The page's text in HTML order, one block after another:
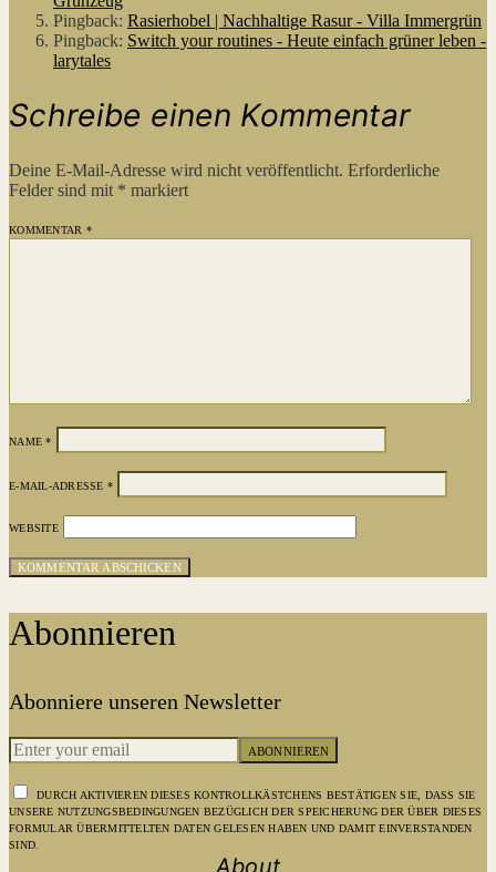
Pingback: Rasierhobel | Nachhaltige Rasur - Villa Immergrün
Pingback: Switch your routines - Heute einfach grüner leben -
larytales
Schreibe einen Kommentar
Deine E-Mail-Adresse wird nicht veröffentlicht. Erforderliche
Felder sind mit * markiert
KOMMENTAR *
NAME*
E-MAIL-ADRESSE *
WEBSITE
Abonnieren
Abonniere unseren Newsletter
ABONNIEREN
DURCH AKTIVIEREN DIESES KONTROLLKÄSTCHENS BESTÄTIGEN SIE, DASS SIE
UNSERE NUTZUNGSBEDINGUNGEN BEZÜGLICH DER SPEICHERUNG DER ÜBER DIESES
FORMULAR ÜBERMITTELTEN DATEN GELESEN HABEN UND DAMIT EINVERSTANDEN
SIND.
About